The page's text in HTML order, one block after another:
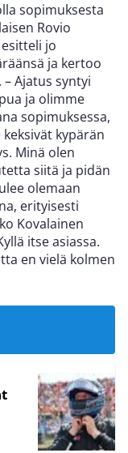
sopimuksesta
Rovio
jo
ja kertoo
Ajatus syntyi
ja olimme
sopimuksessa,
keksivät kypärän
Minä olen
siitä ja pidän
olemaan
erityisesti
Kovalainen
itse asiassa.
en vielä kolmen